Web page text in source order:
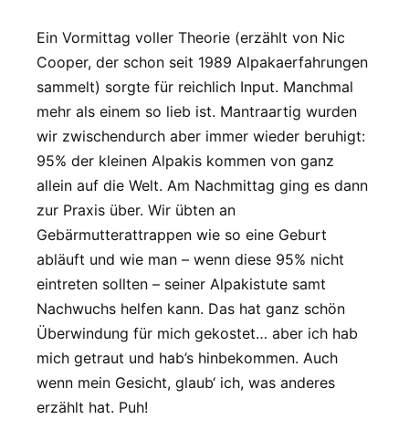
Ein Vormittag voller Theorie (erzählt von Nic
Cooper, der schon seit 1989 Alpakaerfahrungen
sammelt) sorgte für reichlich Input. Manchmal
mehr als einem so lieb ist. Mantraartig wurden
wir zwischendurch aber immer wieder beruhigt:
95% der kleinen Alpakis kommen von ganz
allein auf die Welt. Am Nachmittag ging es dann
zur Praxis über. Wir übten an
Gebärmutterattrappen wie so eine Geburt
abläuft und wie man – wenn diese 95% nicht
eintreten sollten – seiner Alpakistute samt
Nachwuchs helfen kann. Das hat ganz schön
Überwindung für mich gekostet… aber ich hab
mich getraut und hab’s hinbekommen. Auch
wenn mein Gesicht, glaub‘ ich, was anderes
erzählt hat. Puh!